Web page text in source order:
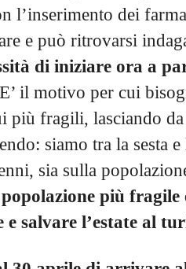
l’inserimento dei
e può ritrovarsi
di iniziare ora a
il motivo per cui
più fragili, lasciando
siamo tra la sesta e
sia sulla
più fragile
salvare l’estate al